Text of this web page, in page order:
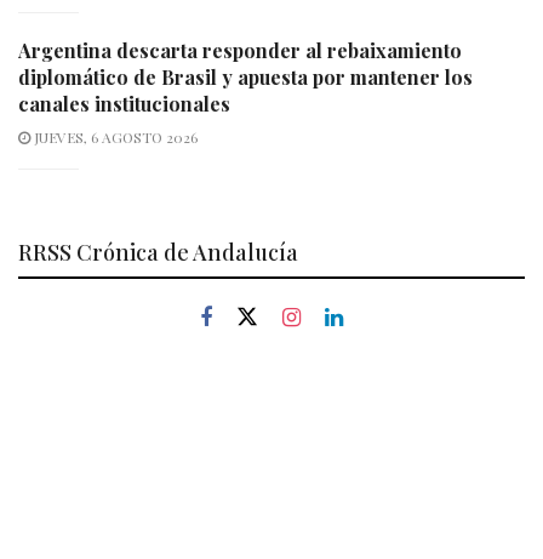
Argentina descarta responder al rebaixamiento
diplomático de Brasil y apuesta por mantener los
canales institucionales
JUEVES, 6 AGOSTO 2026
RRSS Crónica de Andalucía